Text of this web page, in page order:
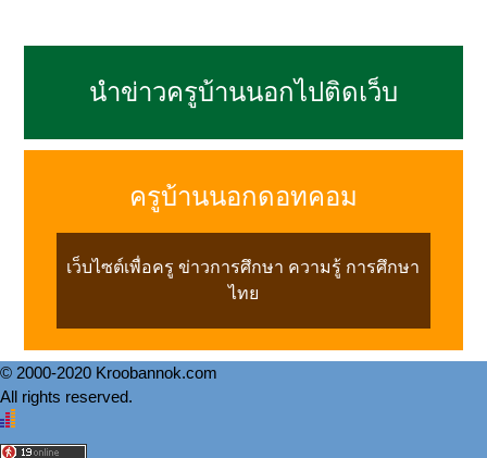
นำข่าวครูบ้านนอกไปติดเว็บ
ครูบ้านนอกดอทคอม
เว็บไซต์เพื่อครู ข่าวการศึกษา ความรู้ การศึกษา
ไทย
© 2000-2020 Kroobannok.com
All rights reserved.